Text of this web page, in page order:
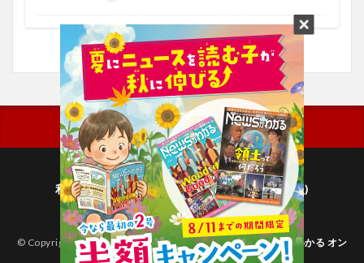
利用規約
プライバシーポリシー(毎日新聞出版)
個人情報について(毎日新聞社)
© Copyright 2026子どものためのニュース雑誌「ニュースがわかる オン
ライン」.